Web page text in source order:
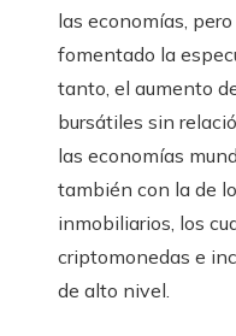
las economías,
fomentado la
tanto, el aumento
bursátiles sin
las economías
también con la de
inmobiliarios, los
criptomonedas e
de alto nivel.